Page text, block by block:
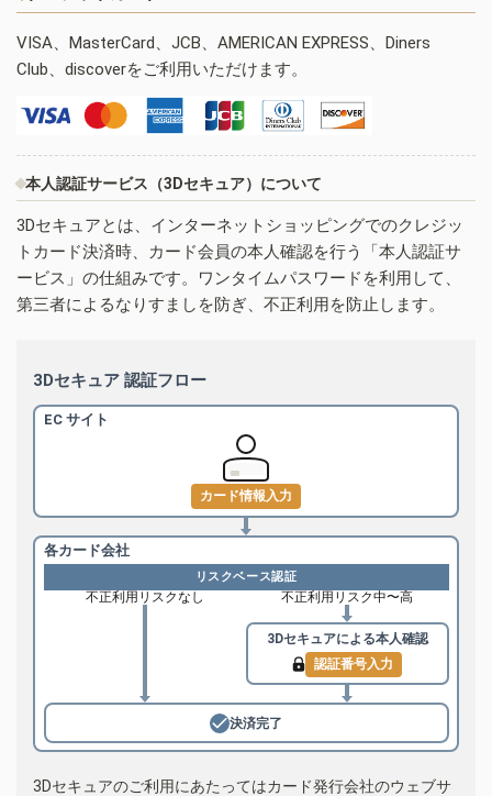
VISA、MasterCard、JCB、AMERICAN EXPRESS、Diners
Club、discoverをご利用いただけます。
本人認証サービス（3Dセキュア）について
3Dセキュアとは、インターネットショッピングでのクレジッ
トカード決済時、カード会員の本人確認を行う「本人認証サ
ービス」の仕組みです。ワンタイムパスワードを利用して、
第三者によるなりすましを防ぎ、不正利用を防止します。
3Dセキュア 認証フロー
EC サイト
カード情報入力
各カード会社
リスクベース認証
不正利用リスクなし 不正利用リスク中〜高
3Dセキュアによる本人確認
認証番号入力
決済完了
3Dセキュアのご利用にあたってはカード発行会社のウェブサ